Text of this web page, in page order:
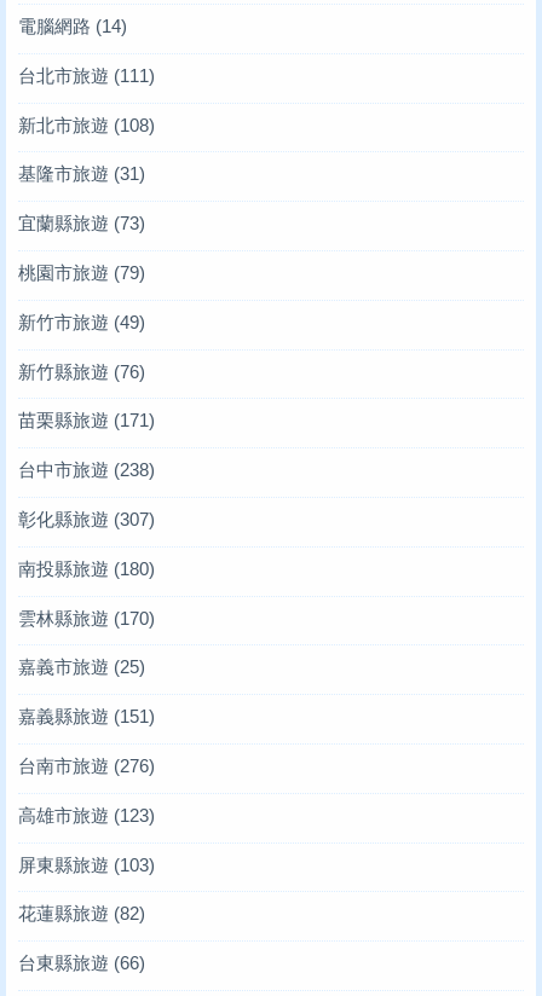
電腦網路 (14)
台北市旅遊 (111)
新北市旅遊 (108)
基隆市旅遊 (31)
宜蘭縣旅遊 (73)
桃園市旅遊 (79)
新竹市旅遊 (49)
新竹縣旅遊 (76)
苗栗縣旅遊 (171)
台中市旅遊 (238)
彰化縣旅遊 (307)
南投縣旅遊 (180)
雲林縣旅遊 (170)
嘉義市旅遊 (25)
嘉義縣旅遊 (151)
台南市旅遊 (276)
高雄市旅遊 (123)
屏東縣旅遊 (103)
花蓮縣旅遊 (82)
台東縣旅遊 (66)